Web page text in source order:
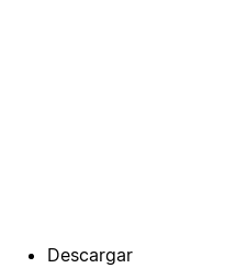
Descargar